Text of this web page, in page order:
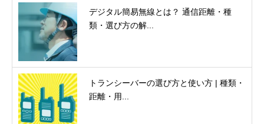
デジタル簡易無線とは？ 通信距離・種
類・選び方の解...
トランシーバーの選び方と使い方 | 種類・
距離・用...